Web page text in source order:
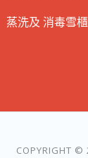
蒸洗及 消毒雪櫃
COPYRIGHT ©